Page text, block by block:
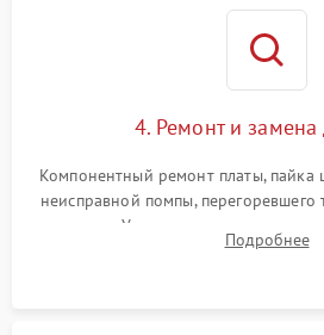
4. Ремонт и замена
Компонентный ремонт платы, пайка
неисправной помпы,
жерновов. Установка новых
ring) и тефлоновых трубок для
Подробнее